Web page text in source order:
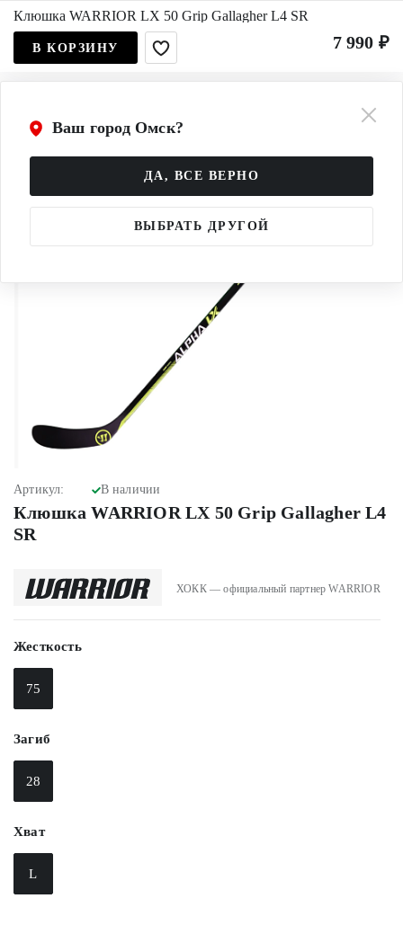
Ваш город Омск?
ДА, ВСЕ ВЕРНО
ВЫБРАТЬ ДРУГОЙ
Артикул: В наличии
Клюшка WARRIOR LX 50 Grip Gallagher L4
SR
ХОКК — официальный партнер WARRIOR
Жесткость
75
Загиб
28
Хват
L
Клюшка WARRIOR LX 50 Grip Gallagher L4 SR
7 990 ₽
В КОРЗИНУ